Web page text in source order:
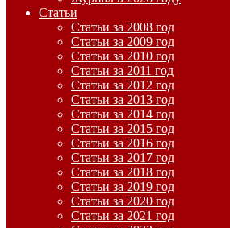
Статьи
Статьи за 2008 год
Статьи за 2009 год
Статьи за 2010 год
Статьи за 2011 год
Статьи за 2012 год
Статьи за 2013 год
Статьи за 2014 год
Статьи за 2015 год
Статьи за 2016 год
Статьи за 2017 год
Статьи за 2018 год
Статьи за 2019 год
Статьи за 2020 год
Статьи за 2021 год